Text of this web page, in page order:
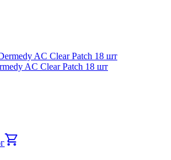
AC Clear Patch 18 шт